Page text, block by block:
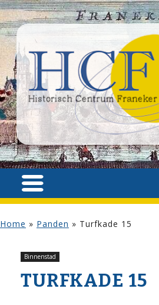
Home » Panden » Turfkade 15
Binnenstad
TURFKADE 15